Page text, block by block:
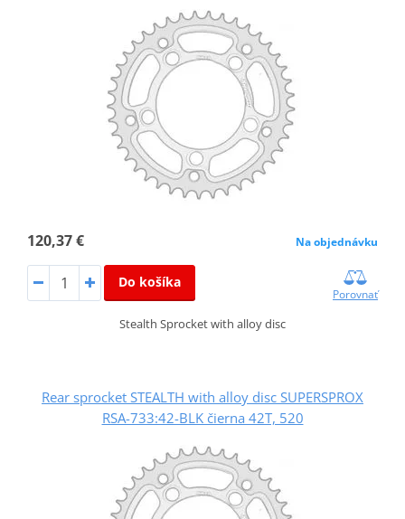
120,37 € Na objednávku
Do košíka
Porovnať
Stealth Sprocket with alloy disc
Rear sprocket STEALTH with alloy disc SUPERSPROX
RSA-733:42-BLK čierna 42T, 520